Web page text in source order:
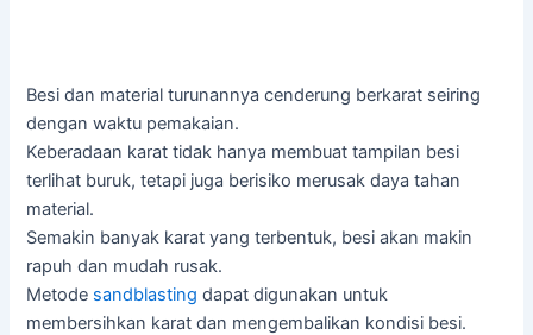
Besi dan material turunannya cenderung berkarat seiring
dengan waktu pemakaian.
Keberadaan karat tidak hanya membuat tampilan besi
terlihat buruk, tetapi juga berisiko merusak daya tahan
material.
Semakin banyak karat yang terbentuk, besi akan makin
rapuh dan mudah rusak.
Metode sandblasting dapat digunakan untuk
membersihkan karat dan mengembalikan kondisi besi.